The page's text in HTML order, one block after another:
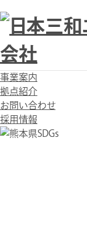
会社案内
事業案内
拠点紹介
お問い合わせ
採用情報